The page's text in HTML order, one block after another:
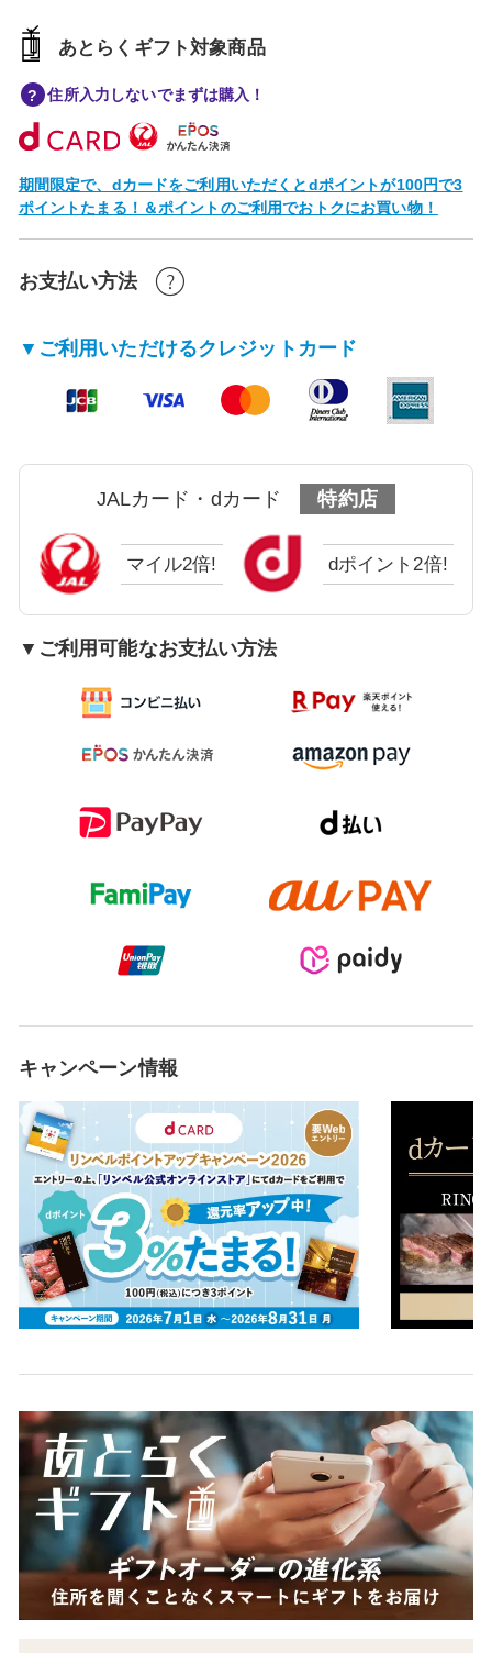
あとらくギフト対象商品
住所入力しないでまずは購入！
期間限定で、dカードをご利用いただくとdポイントが100円で3
ポイントたまる！＆ポイントのご利用でおトクにお買い物！
お支払い方法
▼ご利用いただけるクレジットカード
JALカード・dカード 特約店
マイル2倍! dポイント2倍!
▼ご利用可能なお支払い方法
キャンペーン情報